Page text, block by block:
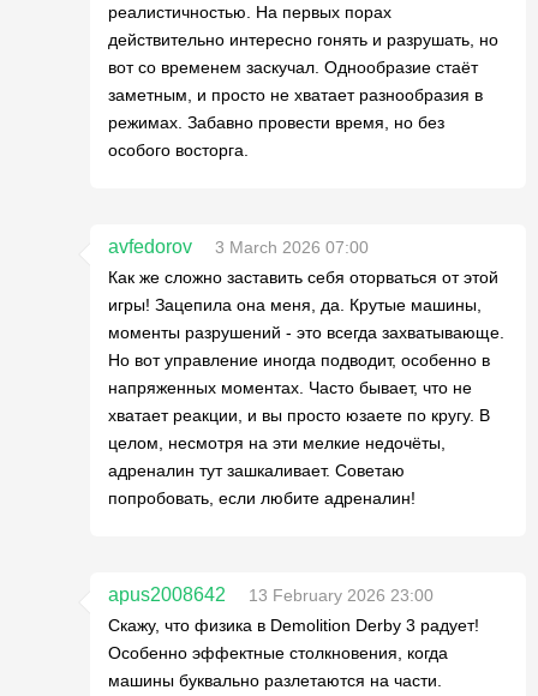
реалистичностью. На первых порах
действительно интересно гонять и разрушать, но
вот со временем заскучал. Однообразие стаёт
заметным, и просто не хватает разнообразия в
режимах. Забавно провести время, но без
особого восторга.
avfedorov
3 March 2026 07:00
Как же сложно заставить себя оторваться от этой
игры! Зацепила она меня, да. Крутые машины,
моменты разрушений - это всегда захватывающе.
Но вот управление иногда подводит, особенно в
напряженных моментах. Часто бывает, что не
хватает реакции, и вы просто юзаете по кругу. В
целом, несмотря на эти мелкие недочёты,
адреналин тут зашкаливает. Советаю
попробовать, если любите адреналин!
apus2008642
13 February 2026 23:00
Скажу, что физика в Demolition Derby 3 радует!
Особенно эффектные столкновения, когда
машины буквально разлетаются на части.